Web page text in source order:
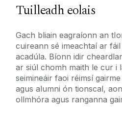
Tuilleadh eolais
Gach bliain eagraíonn an
cuireann sé imeachtaí ar
acadúla. Bíonn idir
ar siúl chomh maith le cur i
seimineáir faoi réimsí
agus alumni ón tionscal,
ollmhóra agus ranganna